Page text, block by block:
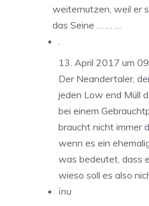
weiternutzen, weil er
das Seine … … …
.
13. April 2017 um
Der Neandertaler,
jeden Low end Müll
bei einem
braucht nicht immer
wenn es ein
was bedeutet, dass
wieso soll es also
inu